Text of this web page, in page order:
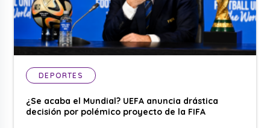
DEPORTES
¿Se acaba el Mundial? UEFA anuncia drástica
decisión por polémico proyecto de la FIFA